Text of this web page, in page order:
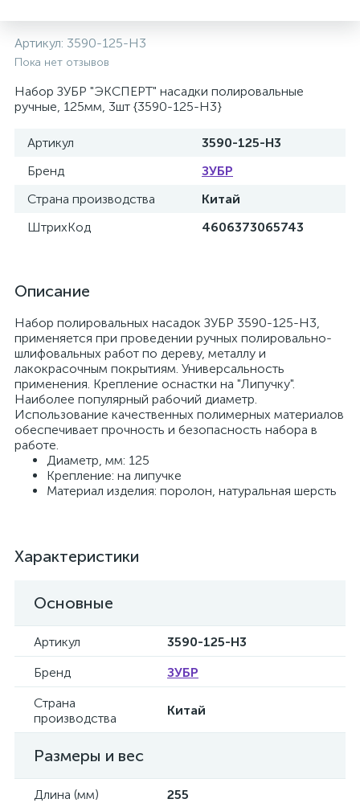
Артикул: 3590-125-H3
Пока нет отзывов
Набор ЗУБР "ЭКСПЕРТ" насадки полировальные
ручные, 125мм, 3шт {3590-125-H3}
Артикул
3590-125-H3
Бренд
ЗУБР
Страна производства
Китай
ШтрихКод
4606373065743
Описание
Набор полировальных насадок ЗУБР 3590-125-H3,
применяется при проведении ручных полировально-
шлифовальных работ по дереву, металлу и
лакокрасочным покрытиям. Универсальность
применения. Крепление оснастки на "Липучку".
Наиболее популярный рабочий диаметр.
Использование качественных полимерных материалов
обеспечивает прочность и безопасность набора в
работе.
Диаметр, мм: 125
Крепление: на липучке
Материал изделия: поролон, натуральная шерсть
Характеристики
Основные
Артикул
3590-125-H3
Бренд
ЗУБР
Страна
производства
Китай
Размеры и вес
Длина (мм)
255